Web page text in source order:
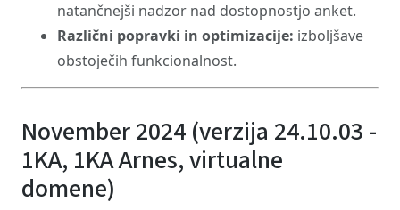
natančnejši nadzor nad dostopnostjo anket.
Različni popravki in optimizacije: izboljšave
obstoječih funkcionalnost.
November 2024 (verzija 24.10.03 -
1KA, 1KA Arnes, virtualne
domene)